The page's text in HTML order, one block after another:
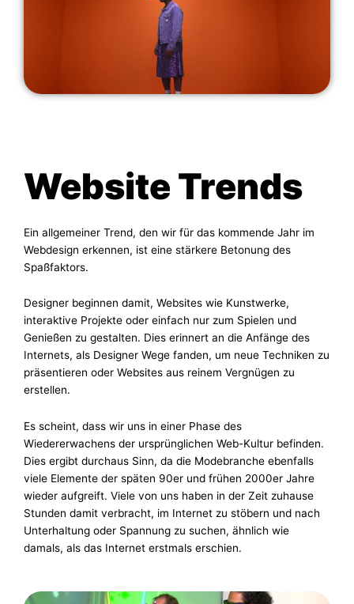
Website Trends
Ein allgemeiner Trend, den wir für das kommende Jahr im
Webdesign erkennen, ist eine stärkere Betonung des
Spaßfaktors.
Designer beginnen damit, Websites wie Kunstwerke,
interaktive Projekte oder einfach nur zum Spielen und
Genießen zu gestalten. Dies erinnert an die Anfänge des
Internets, als Designer Wege fanden, um neue Techniken zu
präsentieren oder Websites aus reinem Vergnügen zu
erstellen.
Es scheint, dass wir uns in einer Phase des
Wiedererwachens der ursprünglichen Web-Kultur befinden.
Dies ergibt durchaus Sinn, da die Modebranche ebenfalls
viele Elemente der späten 90er und frühen 2000er Jahre
wieder aufgreift. Viele von uns haben in der Zeit zuhause
Stunden damit verbracht, im Internet zu stöbern und nach
Unterhaltung oder Spannung zu suchen, ähnlich wie
damals, als das Internet erstmals erschien.